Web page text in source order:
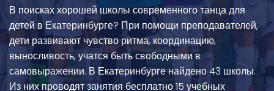
В поисках хорошей школы современного танца для
детей в Екатеринбурге? При помощи преподавателей,
дети развивают чувство ритма, координацию,
выносливость, учатся быть свободными в
самовыражении. В Екатеринбурге найдено 43 школы.
Из них проводят занятия бесплатно 15 учебных